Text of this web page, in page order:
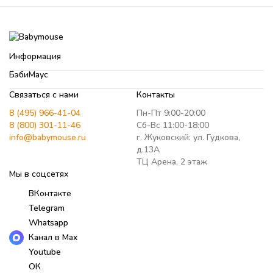
Информация
БэбиМаус
Связаться с нами
8 (495) 966-41-04
8 (800) 301-11-46
info@babymouse.ru
Контакты
Пн-Пт 9:00-20:00
Сб-Вс 11:00-18:00
г. Жуковский: ул. Гудкова,
д.13А
ТЦ Арена, 2 этаж
Мы в соцсетях
ВКонтакте
Telegram
Whatsapp
Канал в Max
Youtube
ОК